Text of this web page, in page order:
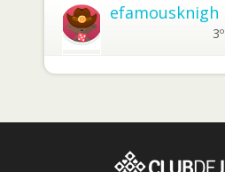
efamousknigh
3º